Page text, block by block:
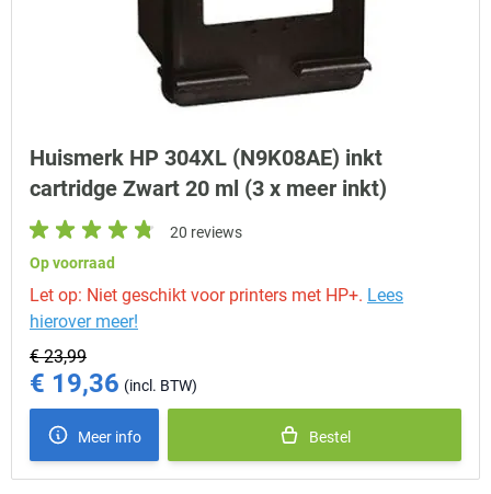
Huismerk HP 304XL (N9K08AE) inkt
cartridge Zwart 20 ml (3 x meer inkt)
20 reviews
Op voorraad
Let op: Niet geschikt voor printers met HP+. Lees
hierover meer!
€ 23,99
Special Price
€ 19,36
Meer info Bestel